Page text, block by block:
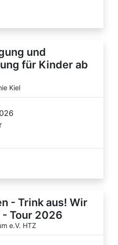
und
für Kinder ab
Kiel
- Trink aus! Wir
Tour 2026
e.V. HTZ